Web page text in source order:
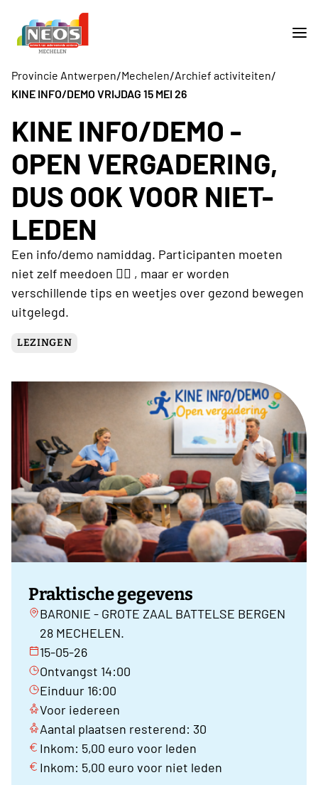
Provincie Antwerpen/Mechelen/Archief activiteiten/
KINE INFO/DEMO VRIJDAG 15 MEI 26
KINE INFO/DEMO -
OPEN VERGADERING,
DUS OOK VOOR NIET-
LEDEN
Een info/demo namiddag. Participanten moeten
niet zelf meedoen 🤸‍♂️ , maar er worden
verschillende tips en weetjes over gezond bewegen
uitgelegd.
LEZINGEN
Praktische gegevens
BARONIE - GROTE ZAAL BATTELSE BERGEN
28 MECHELEN.
15-05-26
Ontvangst 14:00
Einduur 16:00
Voor iedereen
Aantal plaatsen resterend: 30
Inkom: 5,00 euro voor leden
Inkom: 5,00 euro voor niet leden